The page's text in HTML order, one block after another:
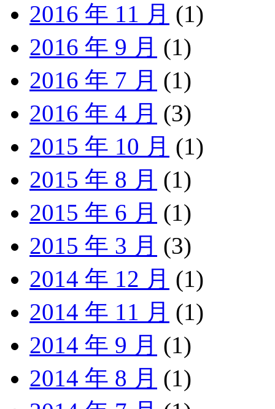
2016 年 11 月 (1)
2016 年 9 月 (1)
2016 年 7 月 (1)
2016 年 4 月 (3)
2015 年 10 月 (1)
2015 年 8 月 (1)
2015 年 6 月 (1)
2015 年 3 月 (3)
2014 年 12 月 (1)
2014 年 11 月 (1)
2014 年 9 月 (1)
2014 年 8 月 (1)